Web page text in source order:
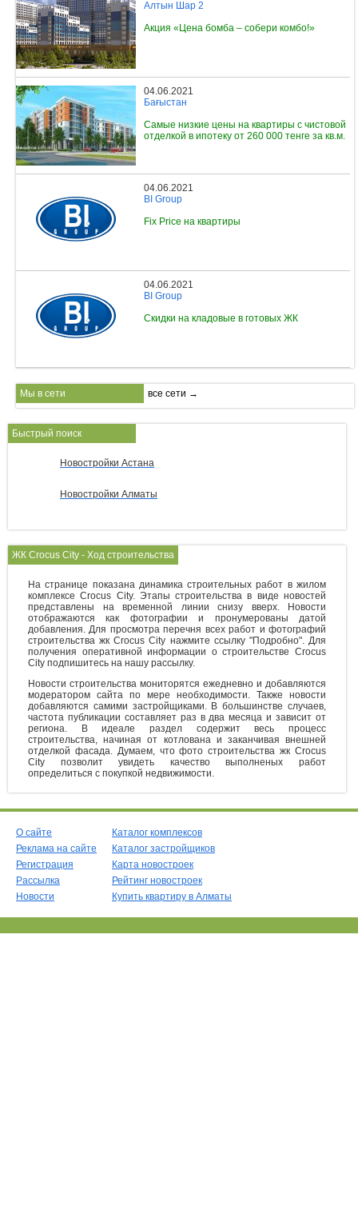
Алтын Шар 2
Акция «Цена бомба – собери комбо!»
04.06.2021
Бағыстан
Самые низкие цены на квартиры с чистовой
отделкой в ипотеку от 260 000 тенге за кв.м.
04.06.2021
BI Group
Fix Price на квартиры
04.06.2021
BI Group
Скидки на кладовые в готовых ЖК
Мы в сети все сети →
Быстрый поиск
Новостройки Астана
Новостройки Алматы
ЖК Crocus City - Ход строительства
На странице показана динамика строительных работ в жилом
комплексе Crocus City. Этапы строительства в виде новостей
представлены на временной линии снизу вверх. Новости
отображаются как фотографии и пронумерованы датой
добавления. Для просмотра перечня всех работ и фотографий
строительства жк Crocus City нажмите ссылку "Подробно". Для
получения оперативной информации о строительстве Crocus
City подпишитесь на нашу рассылку.
Новости строительства мониторятся ежедневно и добавляются
модератором сайта по мере необходимости. Также новости
добавляются самими застройщиками. В большинстве случаев,
частота публикации составляет раз в два месяца и зависит от
региона. В идеале раздел содержит весь процесс
строительства, начиная от котлована и заканчивая внешней
отделкой фасада. Думаем, что фото строительства жк Crocus
City позволит увидеть качество выполненых работ
определиться с покупкой недвижимости.
О сайте
Реклама на сайте
Регистрация
Рассылка
Новости
Каталог комплексов
Каталог застройщиков
Карта новостроек
Рейтинг новостроек
Купить квартиру в Алматы